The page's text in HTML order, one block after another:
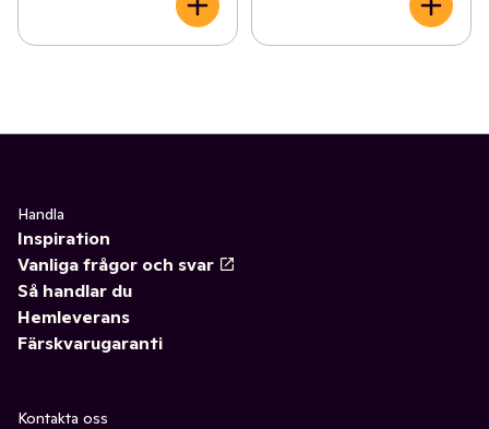
Handla
Inspiration
Vanliga frågor och svar
Så handlar du
Hemleverans
Färskvarugaranti
Kontakta oss